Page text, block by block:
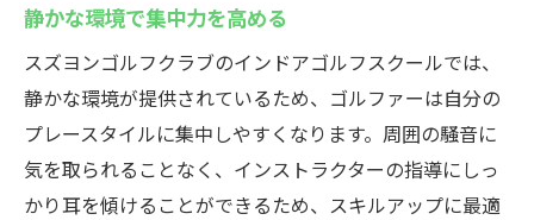
快適で落ち着いた練習環境
最新技術を駆使した設備の紹介
プライバシーを確保した個室利用
ラウンド全体をシミュレーション
各種設備の使い方とその利点
静かな環境で集中力を高める
スズヨンゴルフクラブのインドアゴルフスクールでは、
静かな環境が提供されているため、ゴルファーは自分の
プレースタイルに集中しやすくなります。周囲の騒音に
気を取られることなく、インストラクターの指導にしっ
かり耳を傾けることができるため、スキルアップに最適